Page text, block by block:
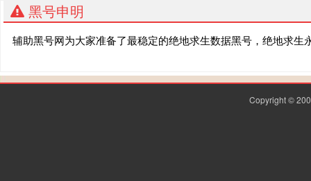
黑号申明
辅助黑号网为大家准备了最稳定的绝地求生数据黑号，绝地求
Copyright ©